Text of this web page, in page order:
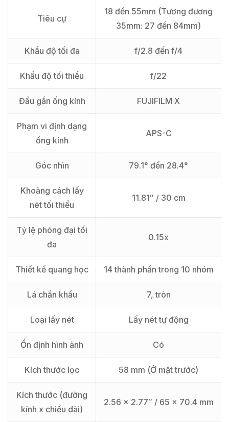
Tiêu cự
18 đến 55mm (Tương đương
35mm: 27 đến 84mm)
Khẩu độ tối đa f/2.8 đến f/4
Khẩu độ tối thiểu f/22
Đầu gắn ống kính FUJIFILM X
Phạm vi định dạng
ống kính
APS-C
Góc nhìn 79.1° đến 28.4°
Khoảng cách lấy
nét tối thiểu
11.81″ / 30 cm
Tỷ lệ phóng đại tối
đa
0.15x
Thiết kế quang học 14 thành phần trong 10 nhóm
Lá chắn khẩu 7, tròn
Loại lấy nét Lấy nét tự động
Ổn định hình ảnh Có
Kích thước lọc 58 mm (Ở mặt trước)
Kích thước (đường
kính x chiều dài)
2.56 x 2.77″ / 65 x 70.4 mm